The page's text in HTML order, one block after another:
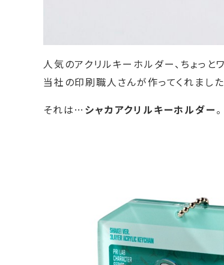
人気のアクリルキーホルダー、ちょっと
当社の印刷職人さんが作ってくれました
それは… シャカアクリルキーホルダー。